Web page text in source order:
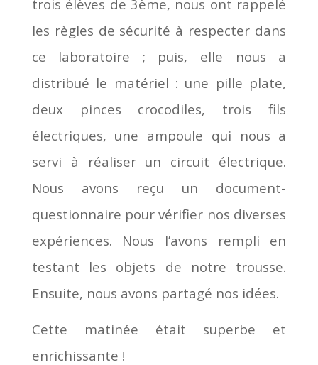
trois élèves de 3ème, nous ont rappelé
les règles de sécurité à respecter dans
ce laboratoire ; puis, elle nous a
distribué le matériel : une pille plate,
deux pinces crocodiles, trois fils
électriques, une ampoule qui nous a
servi à réaliser un circuit électrique.
Nous avons reçu un document-
questionnaire pour vérifier nos diverses
expériences. Nous l’avons rempli en
testant les objets de notre trousse.
Ensuite, nous avons partagé nos idées.
Cette matinée était superbe et
enrichissante !